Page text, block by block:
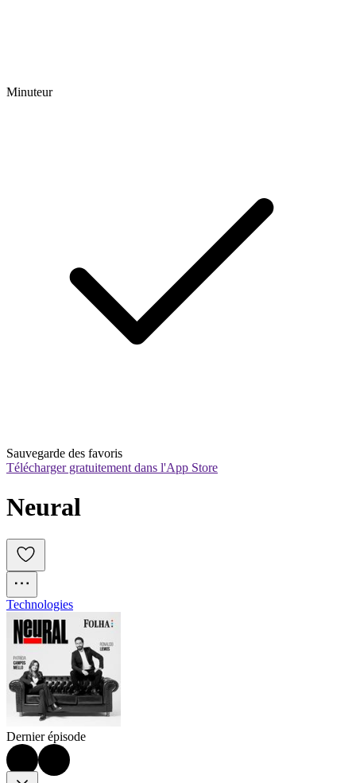
Minuteur
Sauvegarde des favoris
Télécharger gratuitement dans l'App Store
Neural
Technologies
Dernier épisode